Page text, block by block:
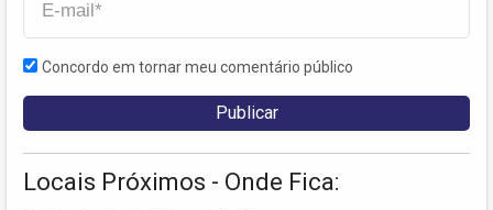
Concordo em tornar meu comentário público
Locais Próximos - Onde Fica: